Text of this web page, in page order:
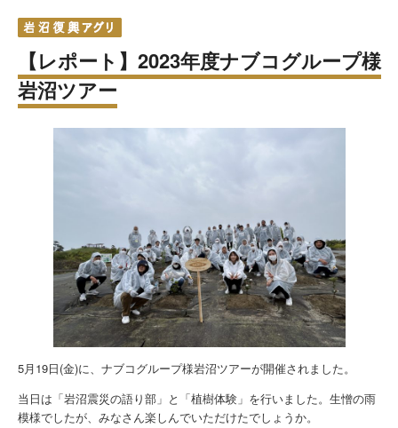
【レポート】2023年度ナブコグループ様
岩沼ツアー
5月19日(金)に、ナブコグループ様岩沼ツアーが開催されました。
当日は「岩沼震災の語り部」と「植樹体験」を行いました。生憎の雨
模様でしたが、みなさん楽しんでいただけたでしょうか。